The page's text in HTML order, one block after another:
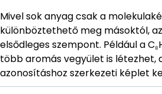
Mivel sok anyag csak a
különböztethető meg másoktól,
elsődleges szempont. Például a
több aromás vegyület is létezhet,
azonosításhoz szerkezeti képlet